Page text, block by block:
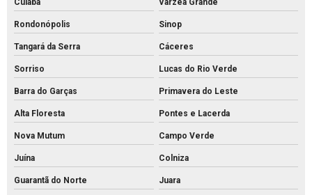
Cuiabá Várzea Grande
Rondonópolis Sinop
Tangará da Serra Cáceres
Sorriso Lucas do Rio Verde
Barra do Garças Primavera do Leste
Alta Floresta Pontes e Lacerda
Nova Mutum Campo Verde
Juína Colniza
Guarantã do Norte Juara